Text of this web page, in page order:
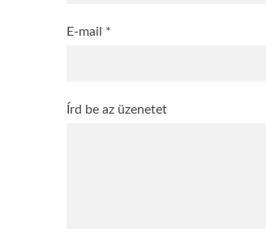
E-mail *
Írd be az üzenetet